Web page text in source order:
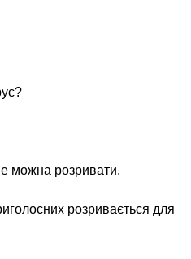
можна розривати.
розривається для